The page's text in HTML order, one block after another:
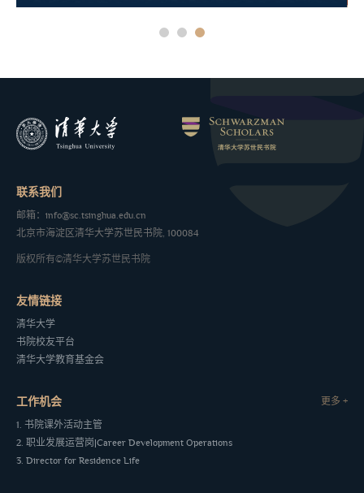
联系我们
邮箱：info@sc.tsinghua.edu.cn
北京市海淀区清华大学苏世民书院, 100084
版权所有©清华大学苏世民书院
友情链接
清华大学
书院校友平台
清华大学教育基金会
工作机会 更多 +
1. 书院课外活动主管
2. 职业发展运营岗|Career Development Operations
3. Director for Residence Life